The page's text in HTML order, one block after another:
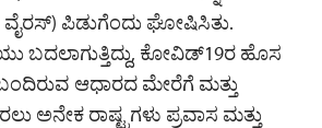
ಪಿಡುಗೆಂದು ಘೋಷಿಸಿತು.
ಬದಲಾಗುತ್ತಿದ್ದು, ಕೋವಿಡ್19ರ ಹೊಸ
ಆಧಾರದ ಮೇರೆಗೆ ಮತ್ತು
ಅನೇಕ ರಾಷ್ಟ್ರಗಳು ಪ್ರವಾಸ ಮತ್ತು